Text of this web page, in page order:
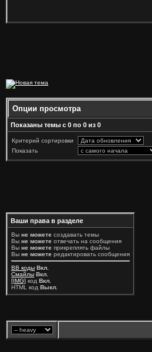
Опции просмотра
Показаны темы с 0 по 0 из 0
Критерий сортировки
Показать
Ваши права в разделе
Вы не можете создавать темы
Вы не можете отвечать на сообщения
Вы не можете прикреплять файлы
Вы не можете редактировать сообщения
BB коды Вкл.
Смайлы Вкл.
[IMG] код Вкл.
HTML код Выкл.